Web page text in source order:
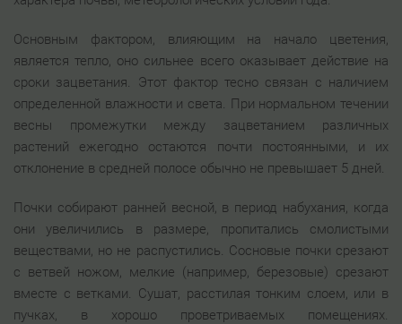
Основным фактором, влияющим на начало цветения,
является тепло, оно сильнее всего оказывает действие на
сроки зацветания. Этот фактор тесно связан с наличием
определенной влажности и света. При нормальном течении
весны промежутки между зацветанием различных
растений ежегодно остаются почти постоянными, и их
отклонение в средней полосе обычно не превышает 5 дней.
Почки собирают ранней весной, в период набухания, когда
они увеличились в размере, пропитались смолистыми
веществами, но не распустились. Сосновые почки срезают
с ветвей ножом, мелкие (например, березовые) срезают
вместе с ветками. Сушат, расстилая тонким слоем, или в
пучках, в хорошо проветриваемых помещениях.